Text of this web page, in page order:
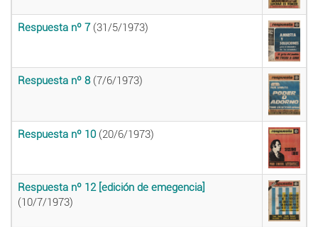
Respuesta nº 7(31/5/1973)
Respuesta nº 8(7/6/1973)
Respuesta nº 10(20/6/1973)
Respuesta nº 12 [edición de emegencia]
(10/7/1973)